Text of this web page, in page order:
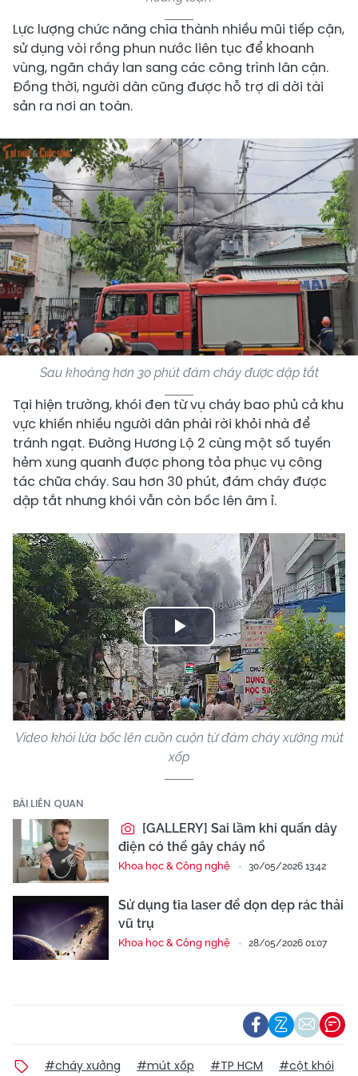
Lực lượng chức năng chia thành nhiều mũi tiếp cận,
sử dụng vòi rồng phun nước liên tục để khoanh
vùng, ngăn cháy lan sang các công trình lân cận.
Đồng thời, người dân cũng được hỗ trợ di dời tài
sản ra nơi an toàn.
Sau khoảng hơn 30 phút đám cháy được dập tắt
Tại hiện trường, khói đen từ vụ cháy bao phủ cả khu
vực khiến nhiều người dân phải rời khỏi nhà để
tránh ngạt. Đường Hương Lộ 2 cùng một số tuyến
hẻm xung quanh được phong tỏa phục vụ công
tác chữa cháy. Sau hơn 30 phút, đám cháy được
dập tắt nhưng khói vẫn còn bốc lên âm ỉ.
Play
Video
Video khói lửa bốc lên cuồn cuộn từ đám cháy xưởng mút
xốp
BÀI LIÊN QUAN
[GALLERY] Sai lầm khi quấn dây
điện có thể gây cháy nổ
Khoa học & Công nghệ 30/05/2026 13:42
Sử dụng tia laser để dọn dẹp rác thải
vũ trụ
Khoa học & Công nghệ 28/05/2026 01:07
#cháy xưởng #mút xốp #TP HCM
#cột khói